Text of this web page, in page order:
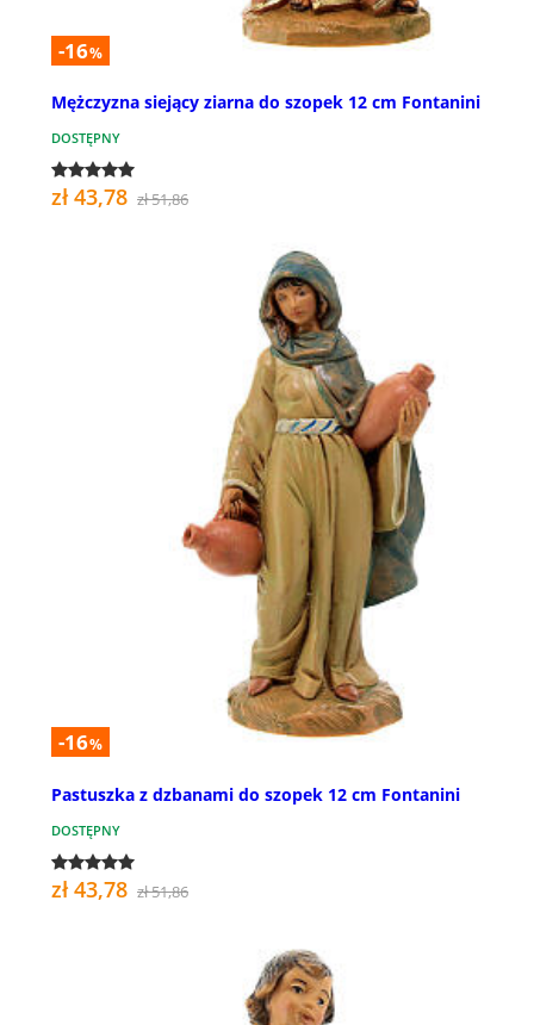
-16%
Mężczyzna siejący ziarna do szopek 12 cm Fontanini
DOSTĘPNY
zł 43,78 zł 51,86
-16%
Pastuszka z dzbanami do szopek 12 cm Fontanini
DOSTĘPNY
zł 43,78 zł 51,86